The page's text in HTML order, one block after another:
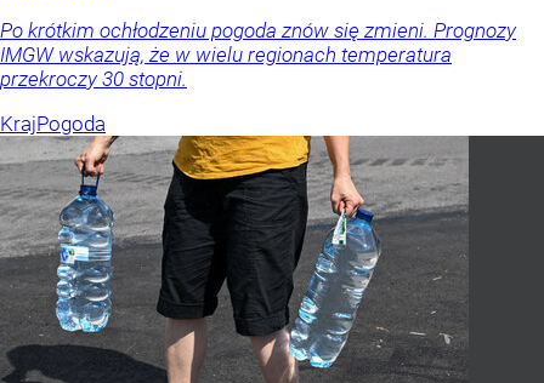
Po krótkim ochłodzeniu pogoda znów się zmieni. Prognozy
IMGW wskazują, że w wielu regionach temperatura
przekroczy 30 stopni.
KrajPogoda